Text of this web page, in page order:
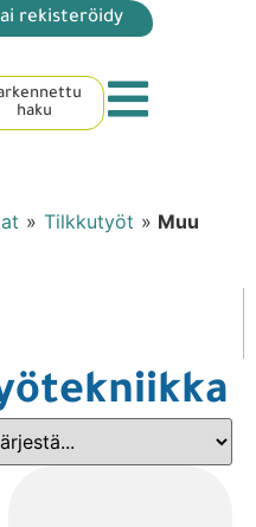
rekisteröidy
haku
» Tilkkutyöt » Muu